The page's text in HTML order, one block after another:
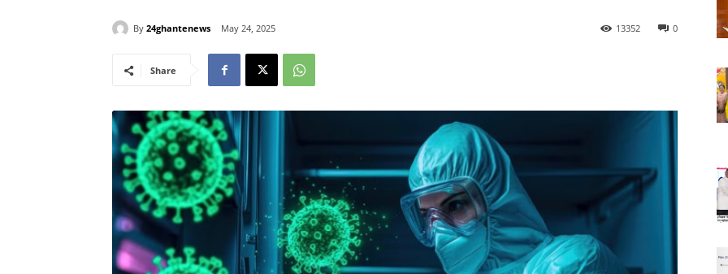
By 24ghantenews May 24, 2025 0
13352
Share